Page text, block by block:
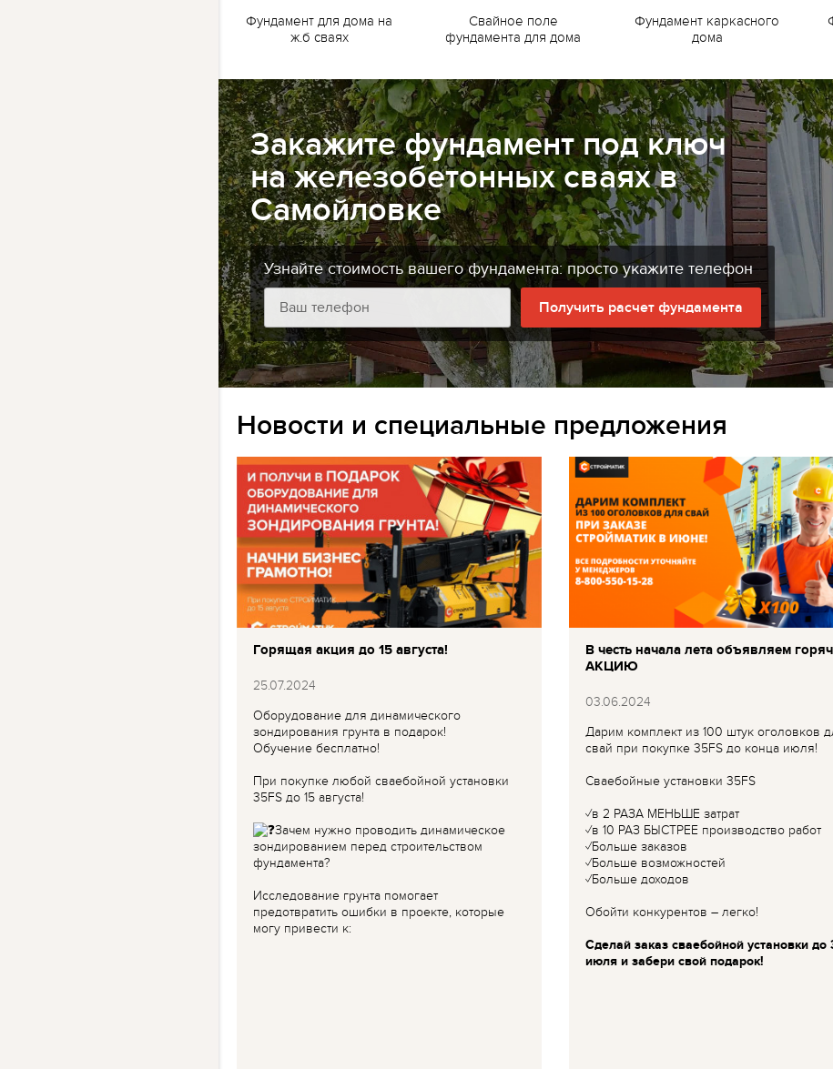
Фундамент для дома на
ж.б сваях
Свайное поле
фундамента для дома
Фундамент каркасного
дома
Закажите фундамент под ключ
на железобетонных сваях в
Самойловке
Узнайте стоимость вашего фундамента: просто укажите телефон
Получить расчет фундамента
Новости и специальные предложения
Горящая акция до 15 августа!
25.07.2024
Оборудование для динамического
зондирования грунта в подарок!
Обучение бесплатно!
При покупке любой сваебойной установки
35FS до 15 августа!
Зачем нужно проводить динамическое
зондированием перед строительством
фундамента?
Исследование грунта помогает
предотвратить ошибки в проекте, которые
могу привести к:
В честь начала лета объявляем
АКЦИЮ
03.06.2024
Дарим комплект из 100 штук оголовков
свай при покупке 35FS до конца июля!
Сваебойные установки 35FS
✓в 2 РАЗА МЕНЬШЕ затрат
✓в 10 РАЗ БЫСТРЕЕ производство работ
✓Больше заказов
✓Больше возможностей
✓Больше доходов
Обойти конкурентов – легко!
Сделай заказ сваебойной установки до
июля и забери свой подарок!